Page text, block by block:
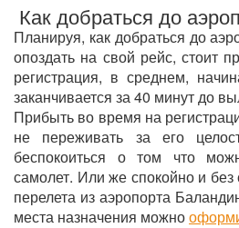
Как добраться до
Планируя, как добраться до
опоздать на свой рейс, стоит
регистрация, в среднем,
заканчивается за 40 минут до
Прибыть во время на
не переживать за его
беспокоиться о том что
самолет. Или же спокойно и без
перелета из аэропорта
места назначения можно